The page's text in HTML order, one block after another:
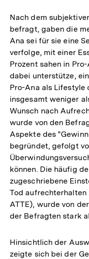
Nach dem
befragt, gaben die
Ana sei für sie eine
verfolge, mit einer
Prozent sahen in
dabei unterstütze,
Pro-Ana als Lifestyle
insgesamt weniger
Wunsch nach
wurde von den
Aspekte des
begründet, gefolgt
können. Die häufig
zugeschriebene
Tod aufrechterhalten
ATTE), wurde von
der Befragten stark
Hinsichtlich der
zeigte sich bei der